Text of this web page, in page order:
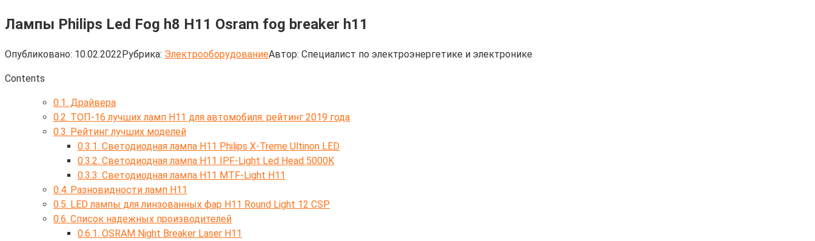
Лампы Philips Led Fog h8 H11 Osram fog breaker h11
Опубликовано: 10.02.2022Рубрика: ЭлектрооборудованиеАвтор: Cпециалист по электроэнергетике и электронике
Contents
0.1. Драйвера
0.2. ТОП-16 лучших ламп H11 для автомобиля: рейтинг 2019 года
0.3. Рейтинг лучших моделей
0.3.1. Светодиодная лампа H11 Philips X-Treme Ultinon LED
0.3.2. Светодиодная лампа H11 IPF-Light Led Head 5000K
0.3.3. Светодиодная лампа H11 MTF-Light H11
0.4. Разновидности ламп H11
0.5. LED лампы для линзованных фар H11 Round Light 12 CSP
0.6. Список надежных производителей
0.6.1. OSRAM Night Breaker Laser H11